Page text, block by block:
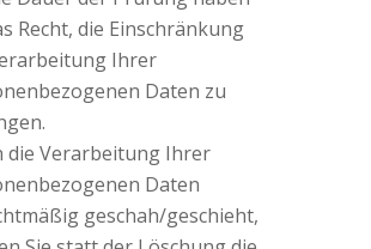
Recht, die Einschränkung
Ihrer
Daten zu
die Verarbeitung Ihrer
Daten
geschah/geschieht,